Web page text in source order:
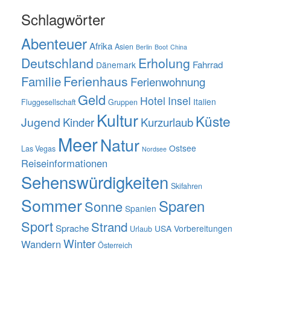
Schlagwörter
AbenteuerAfrika Asien Berlin Boot China
Deutschland Dänemark Erholung Fahrrad
Familie Ferienhaus Ferienwohnung
Fluggesellschaft Geld Gruppen Hotel Insel Italien
Jugend Kinder KulturKurzurlaubKüste
Las Vegas MeerNatur Nordsee Ostsee
Reiseinformationen
Sehenswürdigkeiten Skifahren
SommerSonne Spanien Sparen
SportSprache Strand Urlaub USA Vorbereitungen
Wandern Winter Österreich